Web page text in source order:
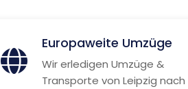
Europaweite Umzüge
Wir erledigen Umzüge &
Transporte von Leipzig nach